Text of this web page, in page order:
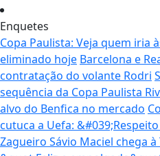
Enquetes
Copa Paulista: Veja quem iria
eliminado hoje Barcelona e
contratação do volante Rodri
sequência da Copa Paulista
alvo do Benfica no mercado
cutuca a Uefa:
Zagueiro Sávio Maciel chega